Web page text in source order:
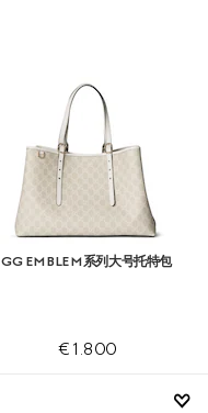
GG EMBLEM系列大号托特包
€ 1.800